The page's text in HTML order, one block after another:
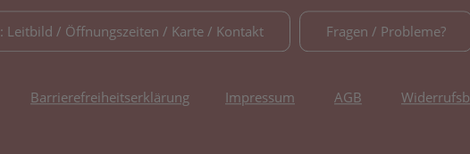
Leitbild / Öffnungszeiten / Karte / Kontakt Fragen / Probleme?
Barrierefreiheitserklärung Impressum AGB